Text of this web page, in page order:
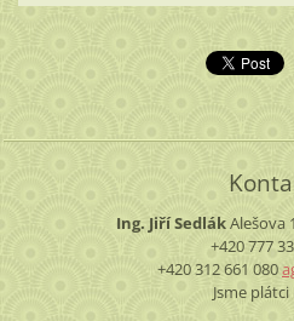
Ing. Jiří SedlákAlešova
+420 777
+420 312 661 080
Jsme plátci